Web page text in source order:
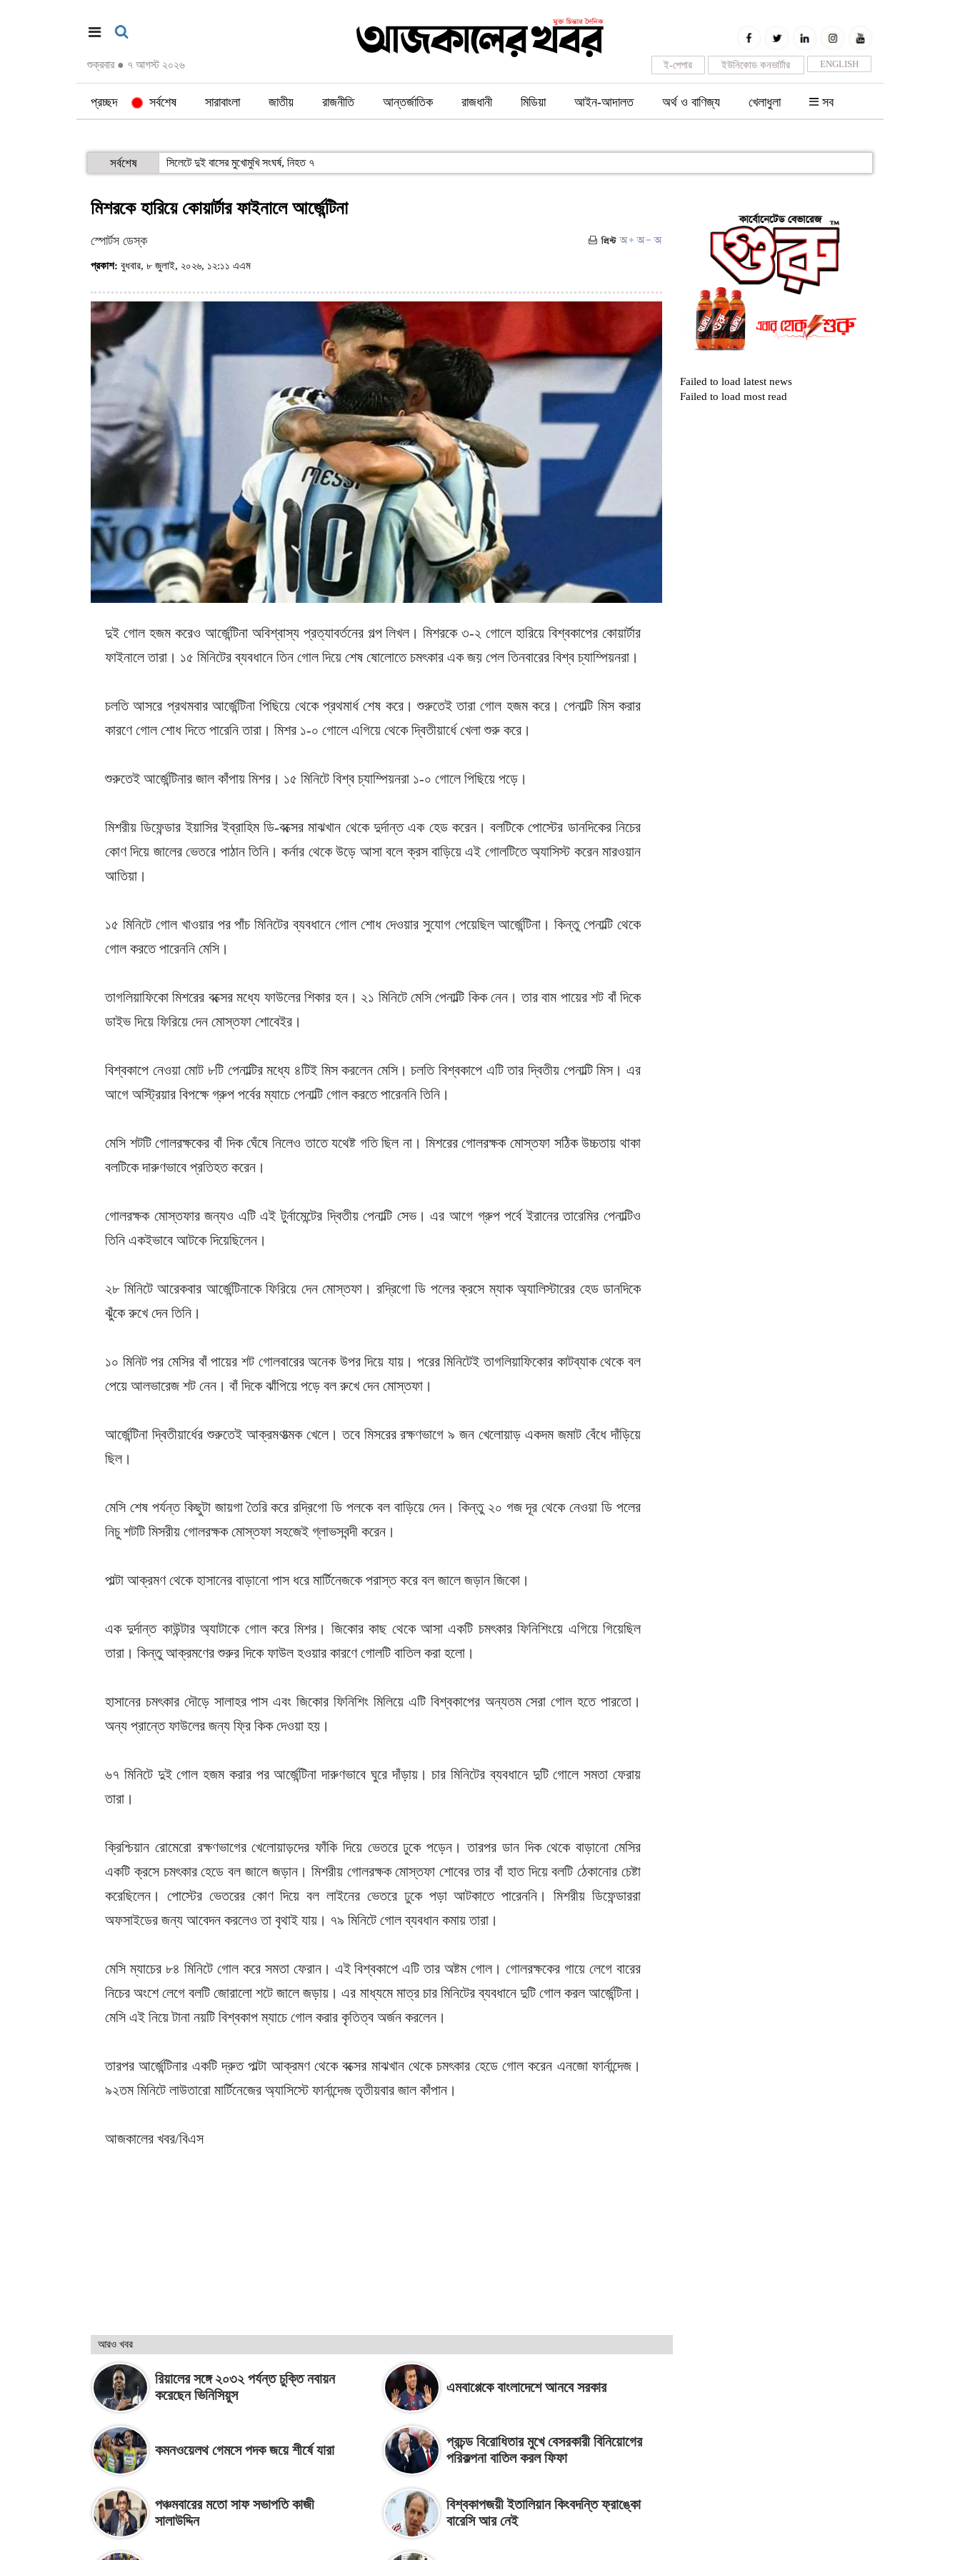
শুক্রবার ● ৭ আগস্ট ২০২৬ ENGLISH
ইউনিকোড কনভার্টার
ই-পেপার
প্রচ্ছদ সর্বশেষ সারাবাংলা জাতীয় রাজনীতি আন্তর্জাতিক রাজধানী মিডিয়া আইন-আদালত অর্থ ও বাণিজ্য খেলাধুলা সব
সর্বশেষ সিলেটে দুই বাসের মুখোমুখি সংঘর্ষ, নিহত ৭
মিশরকে হারিয়ে কোয়ার্টার ফাইনালে আর্জেন্টিনা
স্পোর্টস ডেস্ক
প্রকাশ: বুধবার, ৮ জুলাই, ২০২৬, ১২:১১ এএম
দুই গোল হজম করেও আর্জেন্টিনা অবিশ্বাস্য প্রত্যাবর্তনের গল্প লিখল। মিশরকে ৩-২ গোলে হারিয়ে বিশ্বকাপের কোয়ার্টার
ফাইনালে তারা। ১৫ মিনিটের ব্যবধানে তিন গোল দিয়ে শেষ ষোলোতে চমৎকার এক জয় পেল তিনবারের বিশ্ব চ্যাম্পিয়নরা।
চলতি আসরে প্রথমবার আর্জেন্টিনা পিছিয়ে থেকে প্রথমার্ধ শেষ করে। শুরুতেই তারা গোল হজম করে। পেনাল্টি মিস করার
কারণে গোল শোধ দিতে পারেনি তারা। মিশর ১-০ গোলে এগিয়ে থেকে দ্বিতীয়ার্ধে খেলা শুরু করে।
শুরুতেই আর্জেন্টিনার জাল কাঁপায় মিশর। ১৫ মিনিটে বিশ্ব চ্যাম্পিয়নরা ১-০ গোলে পিছিয়ে পড়ে।
মিশরীয় ডিফেন্ডার ইয়াসির ইব্রাহিম ডি-বক্সের মাঝখান থেকে দুর্দান্ত এক হেড করেন। বলটিকে পোস্টের ডানদিকের নিচের
কোণ দিয়ে জালের ভেতরে পাঠান তিনি। কর্নার থেকে উড়ে আসা বলে ক্রস বাড়িয়ে এই গোলটিতে অ্যাসিস্ট করেন মারওয়ান
আতিয়া।
১৫ মিনিটে গোল খাওয়ার পর পাঁচ মিনিটের ব্যবধানে গোল শোধ দেওয়ার সুযোগ পেয়েছিল আর্জেন্টিনা। কিন্তু পেনাল্টি থেকে
গোল করতে পারেননি মেসি।
তাগলিয়াফিকো মিশরের বক্সের মধ্যে ফাউলের শিকার হন। ২১ মিনিটে মেসি পেনাল্টি কিক নেন। তার বাম পায়ের শট বাঁ দিকে
ডাইভ দিয়ে ফিরিয়ে দেন মোস্তফা শোবেইর।
বিশ্বকাপে নেওয়া মোট ৮টি পেনাল্টির মধ্যে ৪টিই মিস করলেন মেসি। চলতি বিশ্বকাপে এটি তার দ্বিতীয় পেনাল্টি মিস। এর
আগে অস্ট্রিয়ার বিপক্ষে গ্রুপ পর্বের ম্যাচে পেনাল্টি গোল করতে পারেননি তিনি।
মেসি শটটি গোলরক্ষকের বাঁ দিক ঘেঁষে নিলেও তাতে যথেষ্ট গতি ছিল না। মিশরের গোলরক্ষক মোস্তফা সঠিক উচ্চতায় থাকা
বলটিকে দারুণভাবে প্রতিহত করেন।
গোলরক্ষক মোস্তফার জন্যও এটি এই টুর্নামেন্টের দ্বিতীয় পেনাল্টি সেভ। এর আগে গ্রুপ পর্বে ইরানের তারেমির পেনাল্টিও
তিনি একইভাবে আটকে দিয়েছিলেন।
২৮ মিনিটে আরেকবার আর্জেন্টিনাকে ফিরিয়ে দেন মোস্তফা। রদ্রিগো ডি পলের ক্রসে ম্যাক অ্যালিস্টারের হেড ডানদিকে
ঝুঁকে রুখে দেন তিনি।
১০ মিনিট পর মেসির বাঁ পায়ের শট গোলবারের অনেক উপর দিয়ে যায়। পরের মিনিটেই তাগলিয়াফিকোর কাটব্যাক থেকে বল
পেয়ে আলভারেজ শট নেন। বাঁ দিকে ঝাঁপিয়ে পড়ে বল রুখে দেন মোস্তফা।
আর্জেন্টিনা দ্বিতীয়ার্ধের শুরুতেই আক্রমণাত্মক খেলে। তবে মিসরের রক্ষণভাগে ৯ জন খেলোয়াড় একদম জমাট বেঁধে দাঁড়িয়ে
ছিল।
মেসি শেষ পর্যন্ত কিছুটা জায়গা তৈরি করে রদ্রিগো ডি পলকে বল বাড়িয়ে দেন। কিন্তু ২০ গজ দূর থেকে নেওয়া ডি পলের
নিচু শটটি মিসরীয় গোলরক্ষক মোস্তফা সহজেই গ্লাভসবন্দী করেন।
পাল্টা আক্রমণ থেকে হাসানের বাড়ানো পাস ধরে মার্টিনেজকে পরাস্ত করে বল জালে জড়ান জিকো।
এক দুর্দান্ত কাউন্টার অ্যাটাকে গোল করে মিশর। জিকোর কাছ থেকে আসা একটি চমৎকার ফিনিশিংয়ে এগিয়ে গিয়েছিল
তারা। কিন্তু আক্রমণের শুরুর দিকে ফাউল হওয়ার কারণে গোলটি বাতিল করা হলো।
হাসানের চমৎকার দৌড়ে সালাহর পাস এবং জিকোর ফিনিশিং মিলিয়ে এটি বিশ্বকাপের অন্যতম সেরা গোল হতে পারতো।
অন্য প্রান্তে ফাউলের জন্য ফ্রি কিক দেওয়া হয়।
৬৭ মিনিটে দুই গোল হজম করার পর আর্জেন্টিনা দারুণভাবে ঘুরে দাঁড়ায়। চার মিনিটের ব্যবধানে দুটি গোলে সমতা ফেরায়
তারা।
ক্রিশ্চিয়ান রোমেরো রক্ষণভাগের খেলোয়াড়দের ফাঁকি দিয়ে ভেতরে ঢুকে পড়েন। তারপর ডান দিক থেকে বাড়ানো মেসির
একটি ক্রসে চমৎকার হেডে বল জালে জড়ান। মিশরীয় গোলরক্ষক মোস্তফা শোবের তার বাঁ হাত দিয়ে বলটি ঠেকানোর চেষ্টা
করেছিলেন। পোস্টের ভেতরের কোণ দিয়ে বল লাইনের ভেতরে ঢুকে পড়া আটকাতে পারেননি। মিশরীয় ডিফেন্ডাররা
অফসাইডের জন্য আবেদন করলেও তা বৃথাই যায়। ৭৯ মিনিটে গোল ব্যবধান কমায় তারা।
মেসি ম্যাচের ৮৪ মিনিটে গোল করে সমতা ফেরান। এই বিশ্বকাপে এটি তার অষ্টম গোল। গোলরক্ষকের গায়ে লেগে বারের
নিচের অংশে লেগে বলটি জোরালো শটে জালে জড়ায়। এর মাধ্যমে মাত্র চার মিনিটের ব্যবধানে দুটি গোল করল আর্জেন্টিনা।
মেসি এই নিয়ে টানা নয়টি বিশ্বকাপ ম্যাচে গোল করার কৃতিত্ব অর্জন করলেন।
তারপর আর্জেন্টিনার একটি দ্রুত পাল্টা আক্রমণ থেকে বক্সের মাঝখান থেকে চমৎকার হেডে গোল করেন এনজো ফার্নান্দেজ।
৯২তম মিনিটে লাউতারো মার্টিনেজের অ্যাসিস্টে ফার্নান্দেজ তৃতীয়বার জাল কাঁপান।
আজকালের খবর/বিএস
আরও খবর
রিয়ালের সঙ্গে ২০৩২ পর্যন্ত চুক্তি নবায়ন
করেছেন ভিনিসিয়ুস
এমবাপ্পেকে বাংলাদেশে আনবে সরকার
কমনওয়েলথ গেমসে পদক জয়ে শীর্ষে যারা
প্রচন্ড বিরোধিতার মুখে বেসরকারী বিনিয়োগের
পরিকল্পনা বাতিল করল ফিফা
পঞ্চমবারের মতো সাফ সভাপতি কাজী
সালাউদ্দিন
বিশ্বকাপজয়ী ইতালিয়ান কিংবদন্তি ফ্রাঙ্কো
বারেসি আর নেই
Failed to load latest news
Failed to load most read